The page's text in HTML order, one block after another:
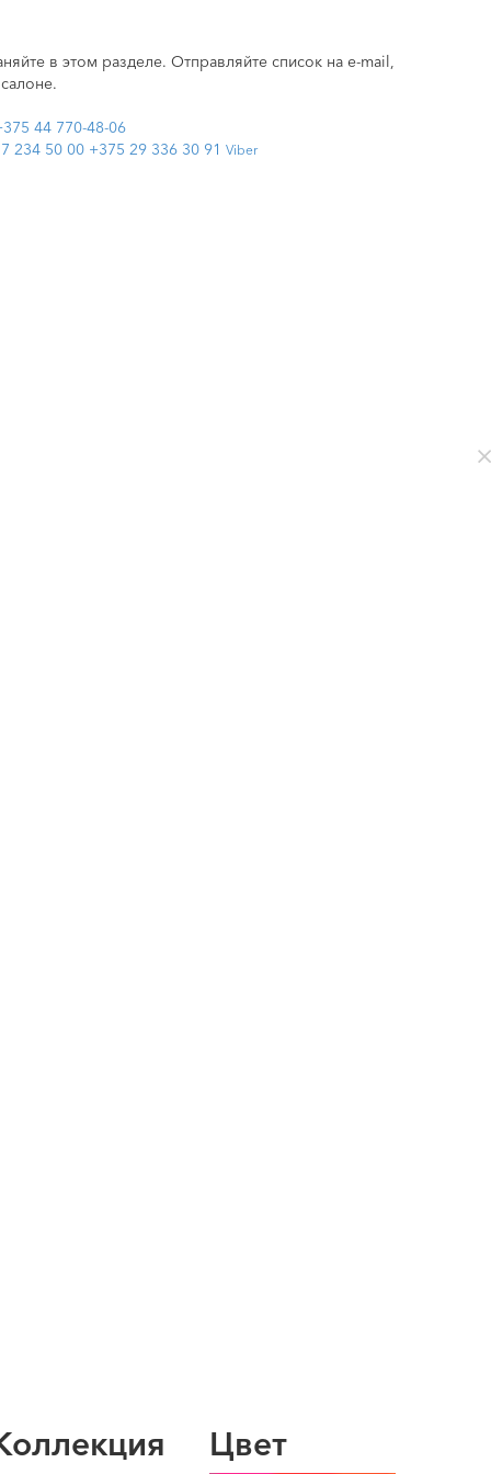
в этом разделе. Отправляйте список на e-mail,
44 770-48-06
234 50 00 +375 29 336 30 91 Viber
Цвет